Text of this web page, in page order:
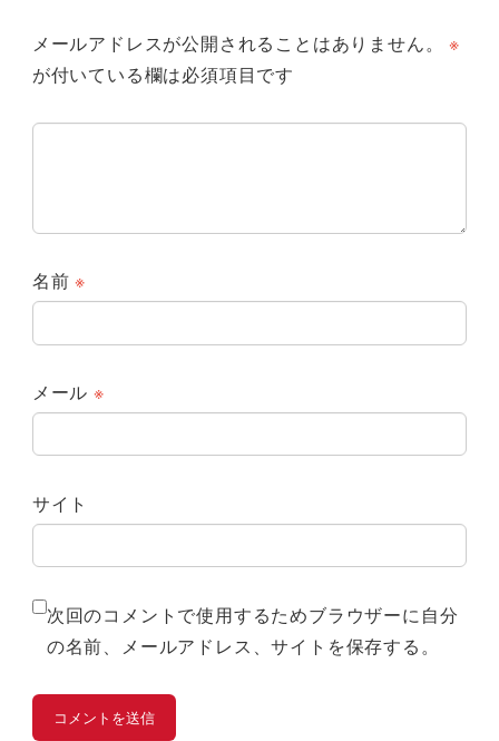
メールアドレスが公開されることはありません。
※
が付いている欄は必須項目です
名前※
メール ※
サイト
次回のコメントで使用するためブラウザーに自分
の名前、メールアドレス、サイトを保存する。